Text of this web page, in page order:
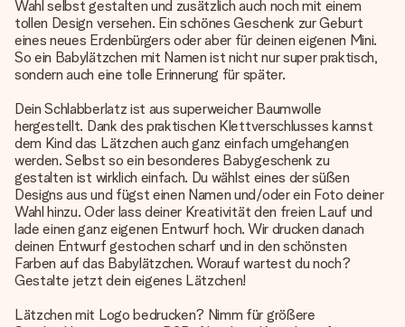
Wahl selbst gestalten und zusätzlich auch noch mit einem
tollen Design versehen. Ein schönes Geschenk zur Geburt
eines neues Erdenbürgers oder aber für deinen eigenen Mini.
So ein Babylätzchen mit Namen ist nicht nur super praktisch,
sondern auch eine tolle Erinnerung für später.
Dein Schlabberlatz ist aus superweicher Baumwolle
hergestellt. Dank des praktischen Klettverschlusses kannst
dem Kind das Lätzchen auch ganz einfach umgehangen
werden. Selbst so ein besonderes Babygeschenk zu
gestalten ist wirklich einfach. Du wählst eines der süßen
Designs aus und fügst einen Namen und/oder ein Foto deiner
Wahl hinzu. Oder lass deiner Kreativität den freien Lauf und
lade einen ganz eigenen Entwurf hoch. Wir drucken danach
deinen Entwurf gestochen scharf und in den schönsten
Farben auf das Babylätzchen. Worauf wartest du noch?
Gestalte jetzt dein eigenes Lätzchen!
Lätzchen mit Logo bedrucken? Nimm für größere